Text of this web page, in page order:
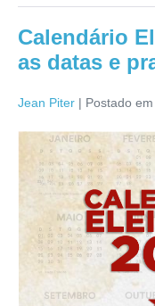
Calendário
as datas e
Jean Piter | Postado em